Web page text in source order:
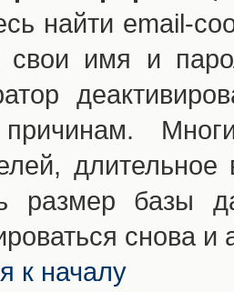
найти email-
свои имя и
размер базы
снова и
к началу